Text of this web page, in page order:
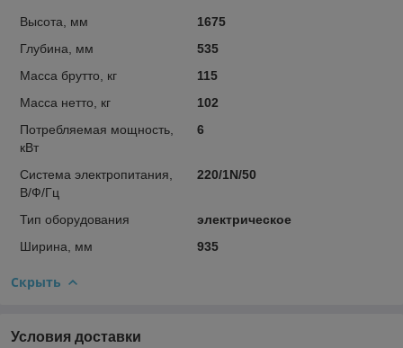
Высота, мм
1675
Глубина, мм
535
Масса брутто, кг
115
Масса нетто, кг
102
Потребляемая мощность,
кВт
6
Система электропитания,
В/Ф/Гц
220/1N/50
Тип оборудования
электрическое
Ширина, мм
935
Скрыть
Условия доставки